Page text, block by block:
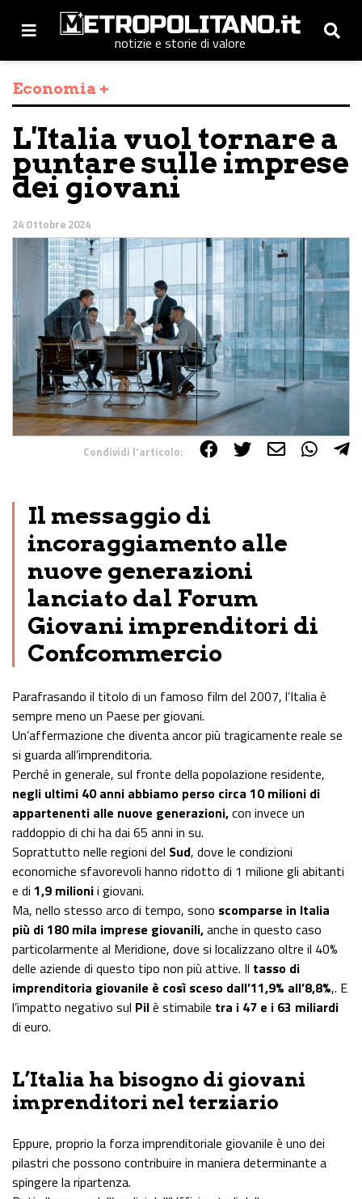
notizie e storie di valore
Economia +
L'Italia vuol tornare a
puntare sulle imprese
dei giovani
24 Ottobre 2024
Condividi l'articolo:
Il messaggio di
incoraggiamento alle
nuove generazioni
lanciato dal Forum
Giovani imprenditori di
Confcommercio
Parafrasando il titolo di un famoso film del 2007, l’Italia è
sempre meno un Paese per giovani.
Un’affermazione che diventa ancor più tragicamente reale se
si guarda all’imprenditoria.
Perché in generale, sul fronte della popolazione residente,
negli ultimi 40 anni abbiamo perso circa 10 milioni di
appartenenti alle nuove generazioni,con invece un
raddoppio di chi ha dai 65 anni in su.
Soprattutto nelle regioni del Sud, dove le condizioni
economiche sfavorevoli hanno ridotto di 1 milione gli abitanti
e di 1,9 milionii giovani.
Ma, nello stesso arco di tempo, sono scomparse in Italia
più di 180 mila imprese giovanili,anche in questo caso
particolarmente al Meridione, dove si localizzano oltre il 40%
delle aziende di questo tipo non più attive. Il tasso di
imprenditoria giovanile è così sceso dall’11,9% all’8,8%,. E
l’impatto negativo sul Pilè stimabile tra i 47 e i 63 miliardi
di euro.
L’Italia ha bisogno di giovani
imprenditori nel terziario
Eppure, proprio la forza imprenditoriale giovanile è uno dei
pilastri che possono contribuire in maniera determinante a
spingere la ripartenza.